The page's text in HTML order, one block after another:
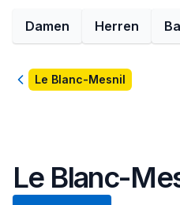
Damen Herren
ZurückLe Blanc-Mesnil
Le Blanc-